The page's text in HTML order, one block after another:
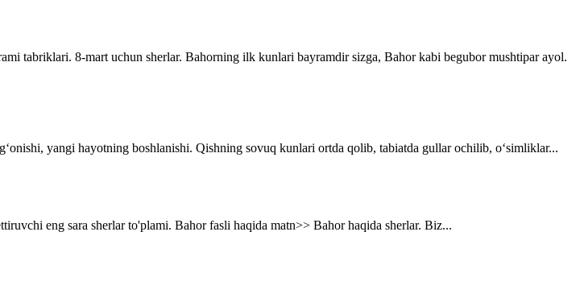
tabriklari. 8-mart uchun sherlar. Bahorning ilk kunlari bayramdir sizga, Bahor kabi begubor mushtipar ayol.
yangi hayotning boshlanishi. Qishning sovuq kunlari ortda qolib, tabiatda gullar ochilib, o‘simliklar...
eng sara sherlar to'plami. Bahor fasli haqida matn>> Bahor haqida sherlar. Biz...